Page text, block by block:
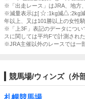
※「出走レース」はJRA、地方
※減量表示は[
:1kg減 :2kg
年以上、又は101勝以上の女性
※「上3F」表記のデータについ
スに関しては平均Fで計測され
※JRA主催以外のレースでは一
競馬場/ウィンズ（外
札幌競馬場